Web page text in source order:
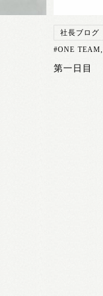
社長ブログ
#ONE TEAM,
第一日目